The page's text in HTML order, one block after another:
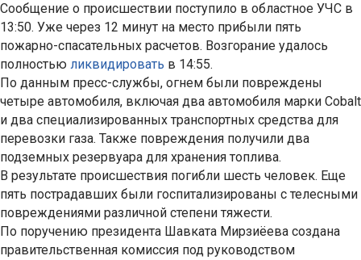
Сообщение о происшествии поступило в областное УЧС в
13:50. Уже через 12 минут на место прибыли пять
пожарно-спасательных расчетов. Возгорание удалось
полностью ликвидировать в 14:55.
По данным пресс-службы, огнем были повреждены
четыре автомобиля, включая два автомобиля марки Cobalt
и два специализированных транспортных средства для
перевозки газа. Также повреждения получили два
подземных резервуара для хранения топлива.
В результате происшествия погибли шесть человек. Еще
пять пострадавших были госпитализированы с телесными
повреждениями различной степени тяжести.
По поручению президента Шавката Мирзиёева создана
правительственная комиссия под руководством